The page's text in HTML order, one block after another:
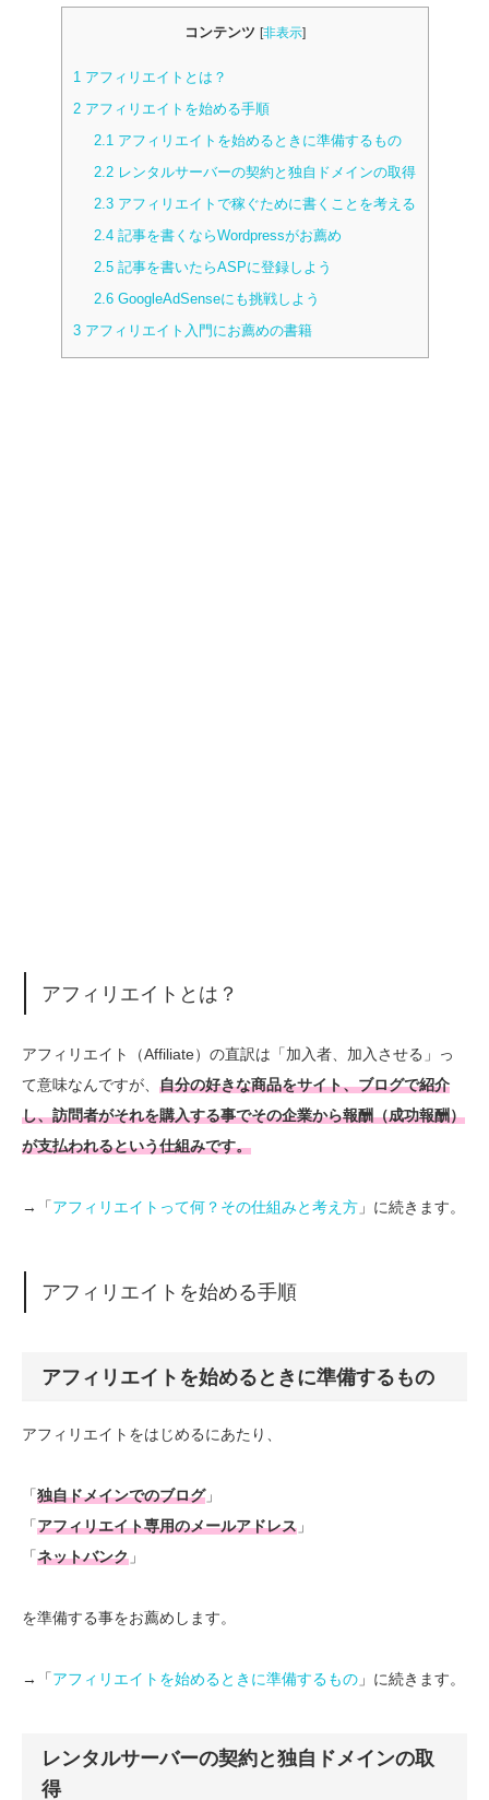
コンテンツ [非表示]
1アフィリエイトとは？
2アフィリエイトを始める手順
2.1 アフィリエイトを始めるときに準備するもの
2.2 レンタルサーバーの契約と独自ドメインの取得
2.3 アフィリエイトで稼ぐために書くことを考える
2.4 記事を書くならWordpressがお薦め
2.5 記事を書いたらASPに登録しよう
2.6 GoogleAdSenseにも挑戦しよう
3アフィリエイト入門にお薦めの書籍
アフィリエイトとは？
アフィリエイト（Affiliate）の直訳は「加入者、加入させる」っ
て意味なんですが、 自分の好きな商品をサイト、ブログで紹介
し、訪問者がそれを購入する事でその企業から報酬（成功報酬）
が支払われるという仕組みです。
→「アフィリエイトって何？その仕組みと考え方 」に続きます。
アフィリエイトを始める手順
アフィリエイトを始めるときに準備するもの
アフィリエイトをはじめるにあたり、
「独自ドメインでのブログ」
「アフィリエイト専用のメールアドレス 」
「ネットバンク 」
を準備する事をお薦めします。
→「アフィリエイトを始めるときに準備するもの 」に続きます。
レンタルサーバーの契約と独自ドメインの取
得